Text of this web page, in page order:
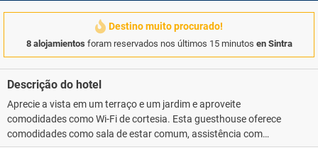
Destino muito procurado!
8 alojamientos foram reservados nos últimos 15 minutos en Sintra
Descrição do hotel
Aprecie a vista em um terraço e um jardim e aproveite
comodidades como Wi-Fi de cortesia. Esta guesthouse oferece
comodidades como sala de estar comum, assistência com
excursões/ingressos e área para piquenique.. As comodidades